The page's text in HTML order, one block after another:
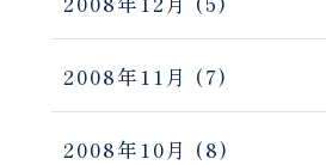
2008年11月 (7)
2008年10月 (8)